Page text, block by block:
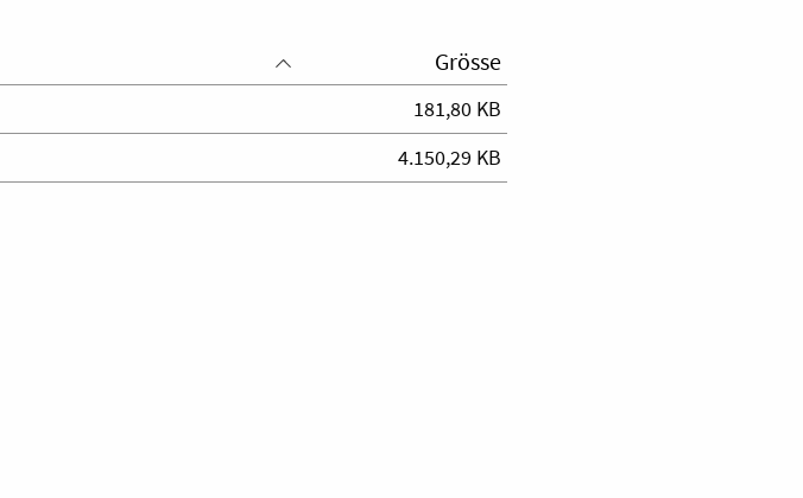
Grösse
181,80 KB
4.150,29 KB